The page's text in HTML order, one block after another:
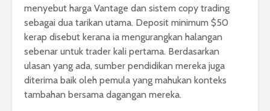
menyebut harga Vantage dan sistem copy trading
sebagai dua tarikan utama. Deposit minimum $50
kerap disebut kerana ia mengurangkan halangan
sebenar untuk trader kali pertama. Berdasarkan
ulasan yang ada, sumber pendidikan mereka juga
diterima baik oleh pemula yang mahukan konteks
tambahan bersama dagangan mereka.